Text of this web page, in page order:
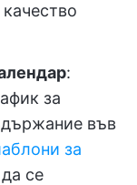
:
за
във
за
да се